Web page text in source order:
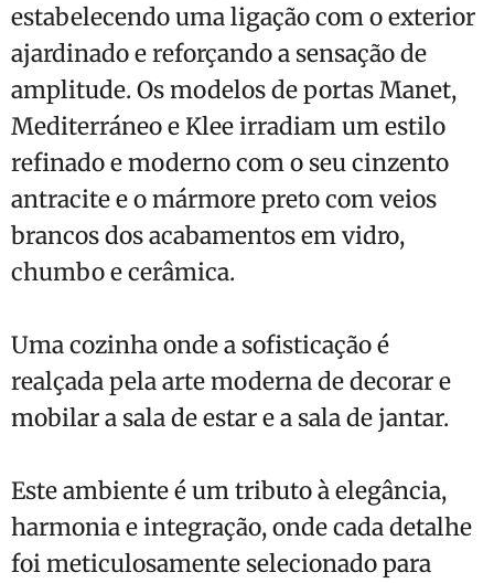
estabelecendo uma ligação com o exterior
ajardinado e reforçando a sensação de
amplitude. Os modelos de portas Manet,
Mediterráneo e Klee irradiam um estilo
refinado e moderno com o seu cinzento
antracite e o mármore preto com veios
brancos dos acabamentos em vidro,
chumbo e cerâmica.
Uma cozinha onde a sofisticação é
realçada pela arte moderna de decorar e
mobilar a sala de estar e a sala de jantar.
Este ambiente é um tributo à elegância,
harmonia e integração, onde cada detalhe
foi meticulosamente selecionado para